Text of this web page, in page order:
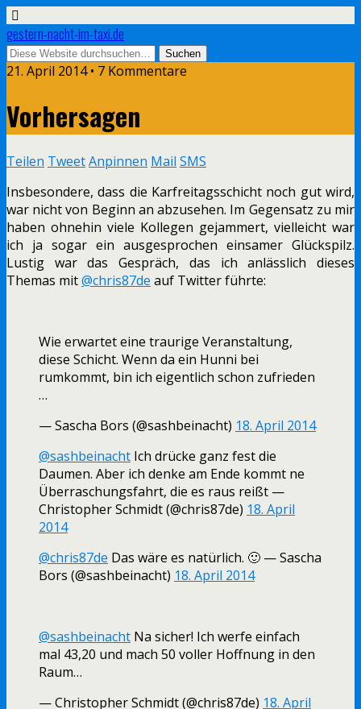
gestern-nacht-im-taxi.de
21. April 2014 • 7 Kommentare
Vorhersagen
Teilen TweetAnpinnen Mail SMS
Insbesondere, dass die Karfreitagsschicht noch gut wird,
war nicht von Beginn an abzusehen. Im Gegensatz zu mir
haben ohnehin viele Kollegen gejammert, vielleicht war
ich ja sogar ein ausgesprochen einsamer Glückspilz.
Lustig war das Gespräch, das ich anlässlich dieses
Themas mit@chris87de auf Twitter führte:
Wie erwartet eine traurige Veranstaltung,
diese Schicht. Wenn da ein Hunni bei
rumkommt, bin ich eigentlich schon zufrieden
…
— Sascha Bors (@sashbeinacht) 18. April 2014
@sashbeinacht Ich drücke ganz fest die
Daumen. Aber ich denke am Ende kommt ne
Überraschungsfahrt, die es raus reißt —
Christopher Schmidt (@chris87de) 18. April
2014
@chris87de Das wäre es natürlich. 🙂 — Sascha
Bors (@sashbeinacht) 18. April 2014
@sashbeinacht Na sicher! Ich werfe einfach
mal 43,20 und mach 50 voller Hoffnung in den
Raum…
— Christopher Schmidt (@chris87de) 18. April